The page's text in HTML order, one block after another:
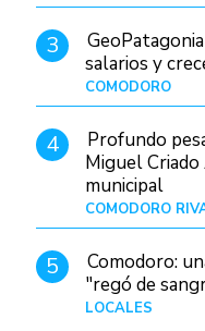
3
salarios y
COMODORO
4
Profundo
Miguel
municipal
COMODORO
5
Comodoro:
"regó de
LOCALES